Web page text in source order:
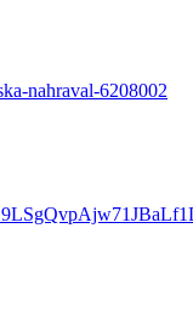
nahraval-6208002